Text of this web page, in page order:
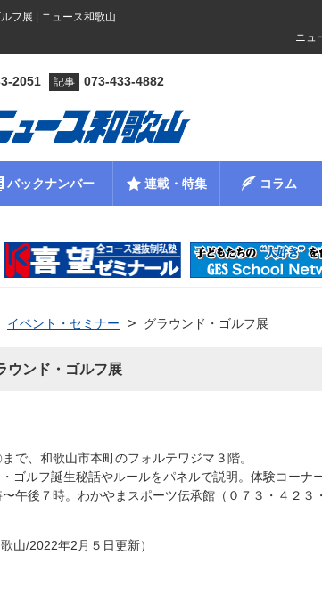
フ展 | ニュース和歌山
ニュ
2051 記事 073-433-4882
バックナンバー 連載・特集 コラム
イベント・セミナー グラウンド・ゴルフ展
ウンド・ゴルフ展
で、和歌山市本町のフォルテワジマ３階。
ゴルフ誕生秘話やルールをパネルで説明。体験コーナ
午後７時。わかやまスポーツ伝承館（０７３・４２３・
山/2022年2月５日更新）